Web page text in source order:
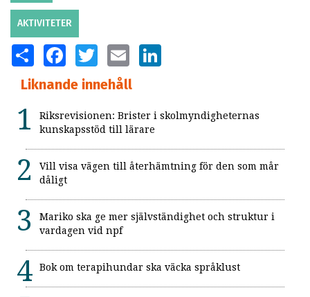
AKTIVITETER
SHARE FACEBOOKTWITTER EMAIL
Liknande innehåll
Riksrevisionen: Brister i skolmyndigheternas
kunskapsstöd till lärare
Vill visa vägen till återhämtning för den som mår
dåligt
Mariko ska ge mer självständighet och struktur i
vardagen vid npf
Bok om terapihundar ska väcka språklust